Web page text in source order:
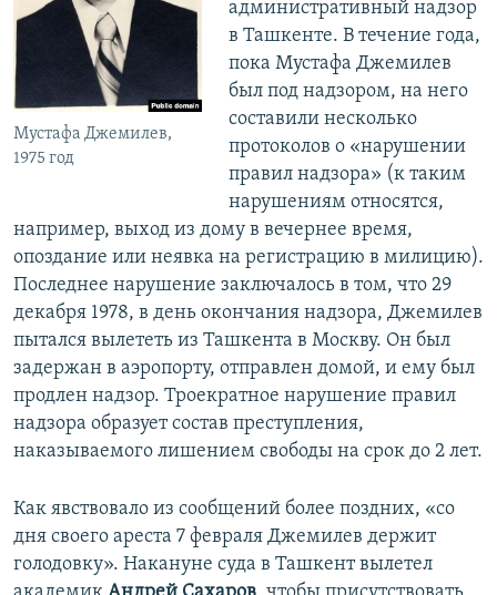
Мустафа Джемилев,
1975 год
административный надзор
в Ташкенте. В течение года,
пока Мустафа Джемилев
был под надзором, на него
составили несколько
протоколов о «нарушении
правил надзора» (к таким
нарушениям относятся,
например, выход из дому в вечернее время,
опоздание или неявка на регистрацию в милицию).
Последнее нарушение заключалось в том, что 29
декабря 1978, в день окончания надзора, Джемилев
пытался вылететь из Ташкента в Москву. Он был
задержан в аэропорту, отправлен домой, и ему был
продлен надзор. Троекратное нарушение правил
надзора образует состав преступления,
наказываемого лишением свободы на срок до 2 лет.
Как явствовало из сообщений более поздних, «со
дня своего ареста 7 февраля Джемилев держит
голодовку». Накануне суда в Ташкент вылетел